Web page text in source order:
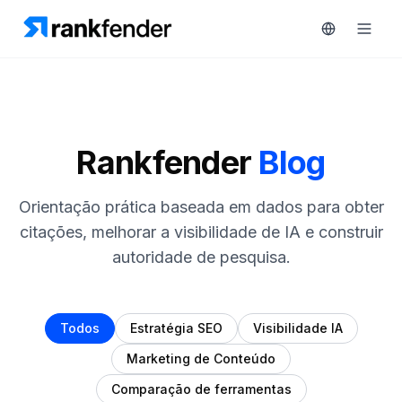
Plataforma
Rastreamento
concorrentes
Recursos
Preços
Free TrialRankfender Blog
Orientação prática baseada em dados para obter
citações, melhorar a visibilidade de IA e construir
autoridade de pesquisa.
Todos Estratégia SEO
Visibilidade IA
Marketing de Conteúdo
Comparação de ferramentas